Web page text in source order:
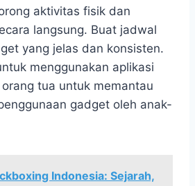
aktivitas fisik dan
langsung. Buat jadwal
yang jelas dan konsisten.
menggunakan aplikasi
tua untuk memantau
gadget oleh anak-
Indonesia: Sejarah,